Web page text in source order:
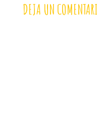
DEJA UN